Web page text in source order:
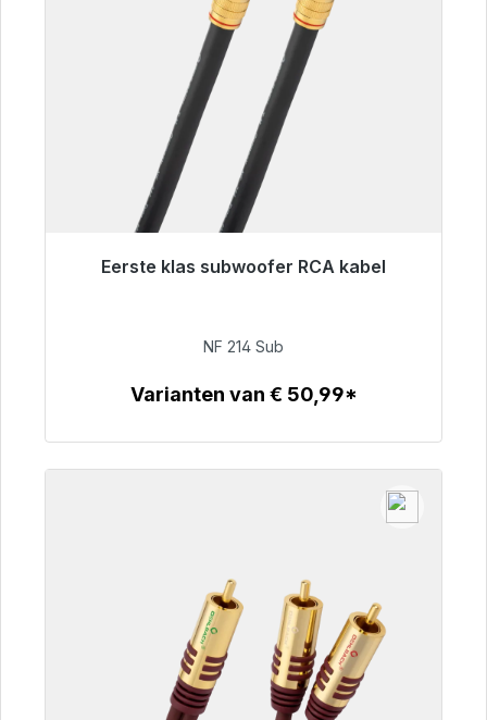
Eerste klas subwoofer RCA kabel
Klaar voor onmiddellijke verzending, levertijd
€ 94,00
NF 214 Sub
Varianten van € 50,99*